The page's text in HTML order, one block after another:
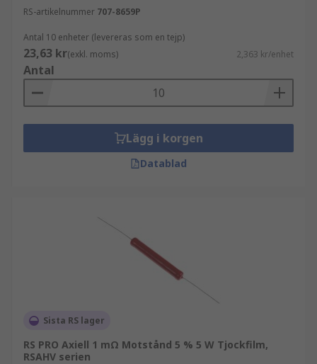
RS-artikelnummer 707-8659P
Antal 10 enheter (levereras som en tejp)
23,63 kr(exkl. moms) 2,363 kr/enhet
Antal
Lägg i korgen
Datablad
Sista RS lager
RS PRO Axiell 1 mΩ Motstånd 5 % 5 W Tjockfilm,
RSAHV serien